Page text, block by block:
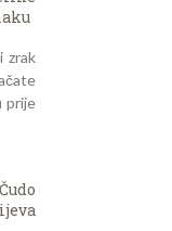
zrak
prije